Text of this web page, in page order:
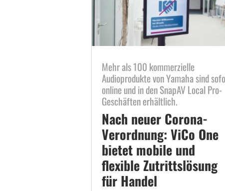
Mehr als 100 kommerzielle
Audioprodukte von Yamaha sind
online und in den SnapAV Local Pro-
Geschäften erhältlich.
Nach neuer Corona-
Verordnung: ViCo One
bietet mobile und
flexible Zutrittslösung
für Handel